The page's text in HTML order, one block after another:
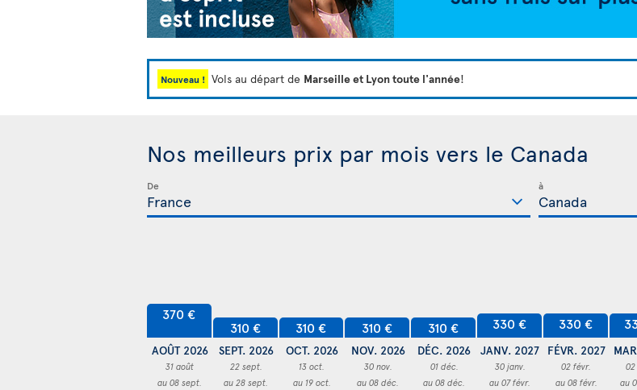
Nouveau ! Vols au départ de Marseille et Lyon toute l'année!
Nos meilleurs prix par mois vers le Canada
De à
370 €
AOÛT 2026
31 août
au 08 sept.
310 €
SEPT. 2026
22 sept.
au 28 sept.
310 €
OCT. 2026
13 oct.
au 19 oct.
310 €
NOV. 2026
30 nov.
au 08 déc.
310 €
DÉC. 2026
01 déc.
au 08 déc.
330 €
JANV. 2027
30 janv.
au 07 févr.
330 €
FÉVR. 2027
02 févr.
au 08 févr.
au